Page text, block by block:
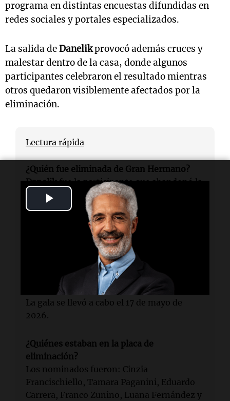
Play
Video
programa en distintas encuestas difundidas en
redes sociales y portales especializados.
La salida deDanelikprovocó además cruces y
malestar dentro de la casa, donde algunos
participantes celebraron el resultado mientras
otros quedaron visiblemente afectados por la
eliminación.
Lectura rápida
¿Quién fue eliminada de Gran Hermano?
Danelikfue la participante que abandonó la
casa por decisión del público.
¿Qué reacciones se generaron tras su
La eliminación provocó llantos, abrazos y
festejos entre los participantes.
¿Cuándo ocurrió la gala de eliminación?
La gala se llevó a cabo el 17 de mayo de
2026.
¿Quiénes estaban en la placa de
eliminación?
Los nominados fueron: Cinzia
Francischiello, Tamara Paganini, Eduardo
Carrera, Franco Zunino, Luana Fernández y